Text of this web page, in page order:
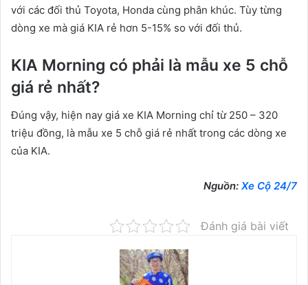
với các đối thủ Toyota, Honda cùng phân khúc. Tùy từng
dòng xe mà giá KIA rẻ hơn 5-15% so với đối thủ.
KIA Morning có phải là mẫu xe 5 chỗ
giá rẻ nhất?
Đúng vậy, hiện nay giá xe KIA Morning chỉ từ 250 – 320
triệu đồng, là mẫu xe 5 chỗ giá rẻ nhất trong các dòng xe
của KIA.
Nguồn: Xe Cộ 24/7
Đánh giá bài viết